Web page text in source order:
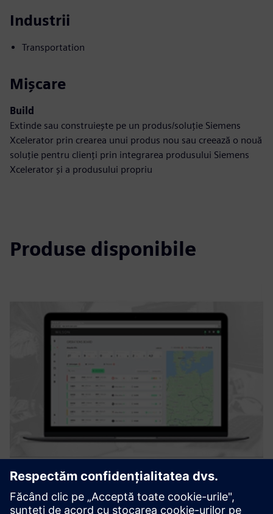
Industrii
Transportation
Mișcare
Build
Extinde sau construiește pe un produs/soluție Siemens
Xcelerator prin crearea unui produs nou sau creează o nouă
soluție pentru clienți prin integrarea produsului Siemens
Xcelerator și a produsului propriu
Produse disponibile
Staff Dispatching